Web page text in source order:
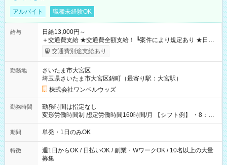
アルバイト 職種未経験OK
給与
日給13,000円～
＋交通費支給 ★交通費全額支給！ ┗案件により規定あり ★日払
いOK！（規定あり） ┗働いたその日に現金GET♪ お仕事後はコ
ンビニATMから 日払い分を引き落とせます！ 【試用期間】試
交通費別途支給あり
勤務地
さいたま市大宮区
埼玉県さいたま市大宮区錦町（最寄り駅：大宮駅）
株式会社ワンベルウッズ
勤務時間
勤務時間は指定なし
変形労働時間制 想定労働時間160時間/月 【シフト例】 ・8：00
～21：00
期間 単発・1日のみOK
特徴
週1日からOK / 日払いOK / 副業・WワークOK / 10名以上の大量
募集